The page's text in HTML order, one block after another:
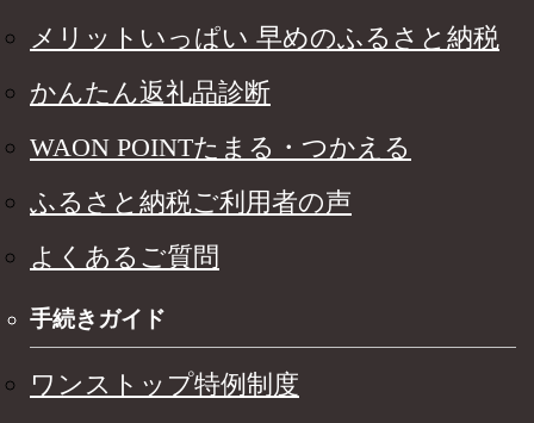
メリットいっぱい 早めのふるさと納税
かんたん返礼品診断
WAON POINTたまる・つかえる
ふるさと納税ご利用者の声
よくあるご質問
手続きガイド
ワンストップ特例制度